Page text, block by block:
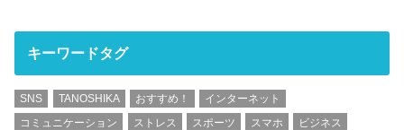
キーワードタグ
SNS TANOSHIKA おすすめ！
インターネット
コミュニケーション
ストレス スポーツ スマホ
ビジネス